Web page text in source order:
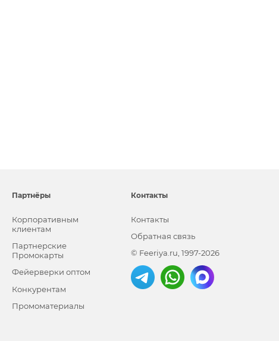
Партнёры
Корпоративным
клиентам
Партнерские
Промокарты
Фейерверки оптом
Конкурентам
Промоматериалы
Контакты
Контакты
Обратная связь
© Feeriya.ru, 1997-2026